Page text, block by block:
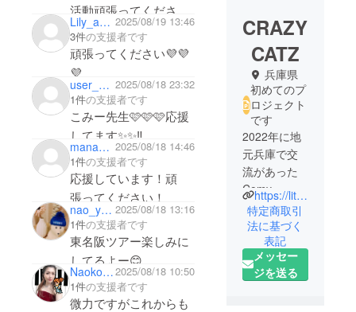
活動頑張ってください
🥹
いつもかっこよくて素
敵なグループです💓
私はそんなクレイジー
キャツ🐱をもっと
みんなに知ってもらい
たいです！こらから
も・・・
頑張ってください🥹💦
Lily_anzoo 2025/08/19 13:46
3件の支援者です
頑張ってください💜💜
💜
user_7bc04ef93f44 2025/08/18 23:32
1件の支援者です
こみー先生🩷🩷🩷応援
してます✨✨‼️
manami282129 2025/08/18 14:46
1件の支援者です
応援しています！頑
張ってください！
nao_yu_70 2025/08/18 13:16
1件の支援者です
東名阪ツアー楽しみに
してるよー😊
頑張れー！！！💪💪💪
Naoko_Pianist2025/08/18 10:50
1件の支援者です
微力ですがこれからも
CRAZY
CATZ
兵庫県
初めてのプ
ロジェクト
です
2022年に地
元兵庫で交
流があった
Comy、
Satoco、
CHIHIRO 3
名のソロシ
ンガーに
よって結成
https://lit.link/crazycatz
特定商取引
法に基づく
表記
メッセー
ジを送る